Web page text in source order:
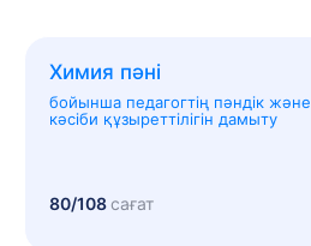
Химия пәні
бойынша педагогтің пәндік және
кәсіби құзыреттілігін дамыту
80/108сағат